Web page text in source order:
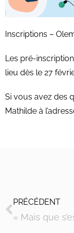
Inscriptions –
Les pré-
lieu dès le 27
Si vous avez des
Mathilde à
PRÉCÉDENT